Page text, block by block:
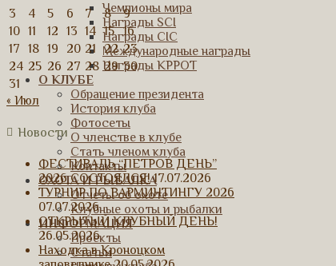
Чемпионы мира
Награды SCI
Награды CIC
Международные награды
Награды КРРОТ
О КЛУБЕ
Обращение президента
История клуба
Фотосеты
О членстве в клубе
Стать членом клуба
Контакты
ОХОТА И РЫБАЛКА
Отчеты об охоте
Клубные охоты и рыбалки
ИНФОРМАЦИЯ
Проекты
Статьи
3
4 5 6 7 8
9
10 11 12 13 14 15
16
17
18 19 20 21 22 23
24 25 26 27 28 29 30
31
« Июл
Новости
ФЕСТИВАЛЬ “ПЕТРОВ ДЕНЬ”
2026 СОСТОЯЛСЯ! 17.07.2026
ТУРНИР ПО ВАРМИНТИНГУ 2026
07.07.2026
ОТКРЫТЫЙ КЛУБНЫЙ ДЕНЬ!
26.05.2026
Находка в Кроноцком